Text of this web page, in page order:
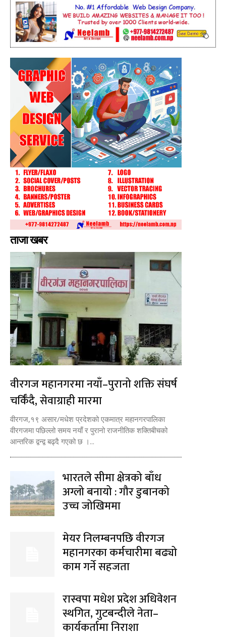
ताजा खबर
वीरगज महानगरमा नयाँ–पुरानो शक्ति संघर्ष
चर्किँदै, सेवाग्राही मारमा
वीरगज,१९ असार/मधेश प्रदेशको एकमात्र महानगरपालिका
वीरगजमा पछिल्लो समय नयाँ र पुरानो राजनीतिक शक्तिबीचको
आन्तरिक द्वन्द्व बढ्दै गएको छ ।...
भारतले सीमा क्षेत्रको बाँध
अग्लो बनायो : गौर डुबानको
उच्च जोखिममा
मेयर निलम्बनपछि वीरगज
महानगरका कर्मचारीमा बढ्यो
काम गर्ने सहजता
रास्वपा मधेश प्रदेश अधिवेशन
स्थगित, गुटबन्दीले नेता–
कार्यकर्तामा निराशा